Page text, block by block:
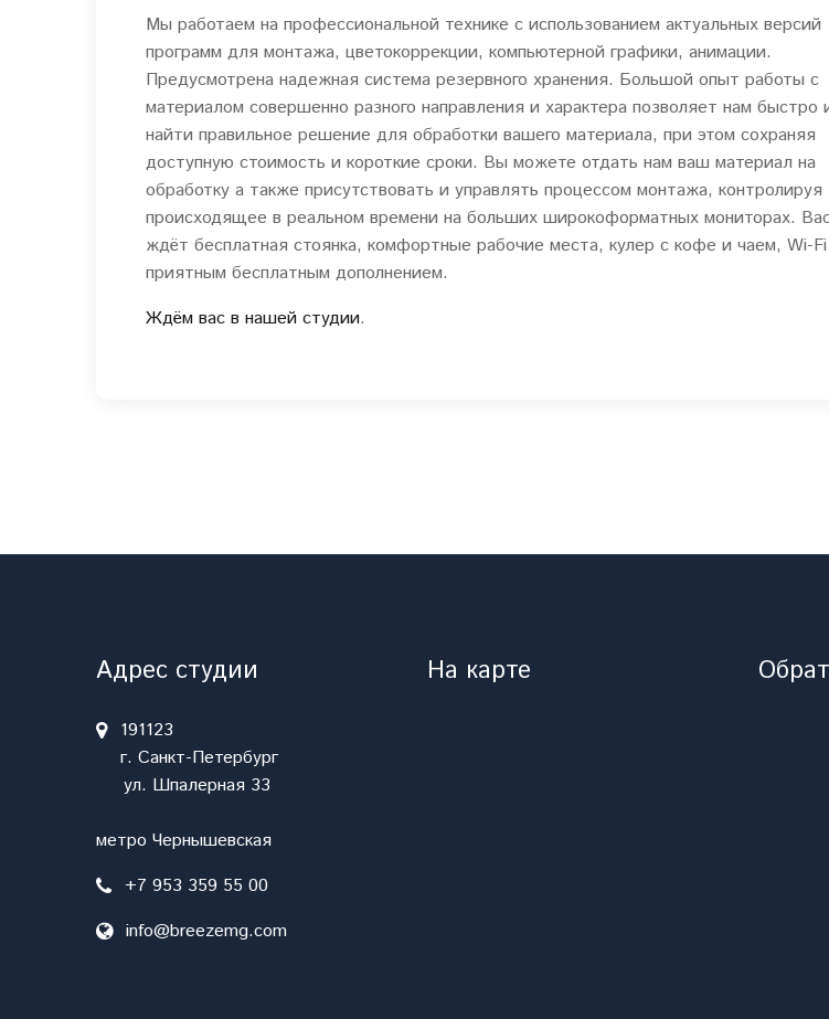
Мы работаем на профессиональной технике с использованием актуальных версий
программ для монтажа, цветокоррекции, компьютерной графики, анимации.
Предусмотрена надежная система резервного хранения. Большой опыт работы с
материалом совершенно разного направления и характера позволяет нам быстро
найти правильное решение для обработки вашего материала, при этом сохраняя
доступную стоимость и короткие сроки. Вы можете отдать нам ваш материал на
обработку а также присутствовать и управлять процессом монтажа, контролируя
происходящее в реальном времени на больших широкоформатных мониторах.
ждёт бесплатная стоянка, комфортные рабочие места, кулер с кофе и чаем, Wi-
приятным бесплатным дополнением.
Ждём вас в нашей студии.
Адрес студии
191123
г. Санкт-Петербург
ул. Шпалерная 33
метро Чернышевская
+7 953 359 55 00
info@breezemg.com
На карте